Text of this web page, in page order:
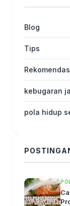
Blog
Tips
kebugaran
pola hidup